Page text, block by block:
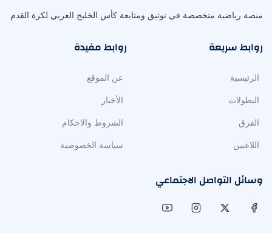
منصة رياضية متخصصة في توثيق ومتابعة كأس الخليج العربي لكرة القدم
روابط سريعة
الرئيسية
البطولات
الفرق
اللاعبين
روابط مفيدة
عن الموقع
الأخبار
الشروط والاحكام
سياسة الخصوصية
وسائل التواصل الاجتماعي